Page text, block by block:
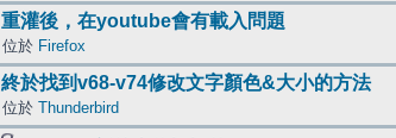
重灌後，在youtube會有載入問題
位於 Firefox
終於找到v68-v74修改文字顏色&大小的方法
位於 Thunderbird